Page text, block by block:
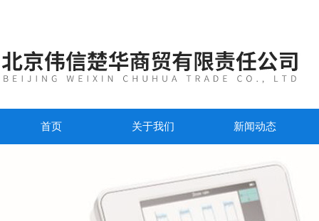
首页 关于我们 新闻动态